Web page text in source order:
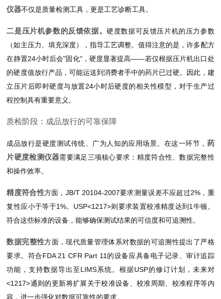
仪器不仅是质量检测工具，更是工艺诊断工具。
二是压片机参数的反馈依据。硬度数据可反馈压片机的压力参数
（如主压力、填充深度），指导工艺调整。值得注意的是，许多配方
在静置24小时后会"固化"，硬度显著提高——若仅根据压片机出口处
的硬度值放行产品，可能运送到消费者手中的药片已过硬。因此，建
立压片后即时硬度与放置24小时后硬度的相关性模型，对于生产过
程控制具有重要意义。
质检阶段：成品放行的可靠保障
成品放行是硬度测试传统、广为人知的应用场景。在这一环节， 药
片硬度检测仪器需要满足三项核心要求：精度符合性、数据完整性
和操作效率。
精度符合性方面，JB/T 20104-2007要求测量误差不应超过2%，重
复性应小于等于1%。USP<1217>则要求装置校准精度达到1牛顿。
符合这些标准的设备，能够确保测试结果的可信度和可追溯性。
数据完整性方面，现代质量管理体系对数据的可追溯性提出了严格
要求。符合FDA 21 CFR Part 11的设备应具备电子记录、审计追踪
功能，支持数据导出至LIMS系统。根据USP的修订计划，未来对
<1217>通则的更新将扩展关于校准设备、校准周期、校准程序等内
容，进一步强化对数据可靠性的要求。